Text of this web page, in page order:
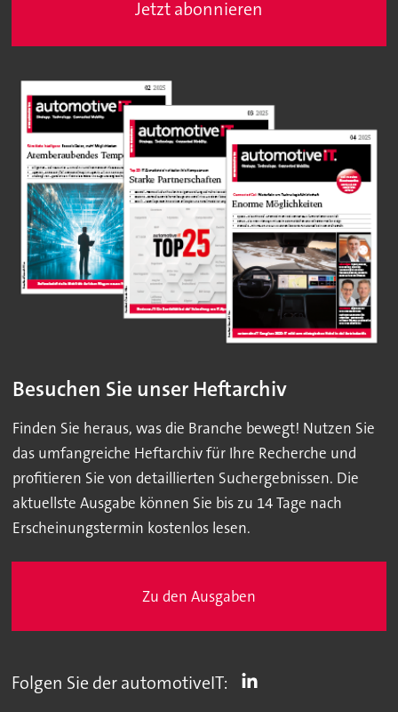
Jetzt abonnieren
Besuchen Sie unser Heftarchiv
Finden Sie heraus, was die Branche bewegt! Nutzen Sie
das umfangreiche Heftarchiv für Ihre Recherche und
profitieren Sie von detaillierten Suchergebnissen. Die
aktuellste Ausgabe können Sie bis zu 14 Tage nach
Erscheinungstermin kostenlos lesen.
Zu den Ausgaben
Folgen Sie der automotiveIT: